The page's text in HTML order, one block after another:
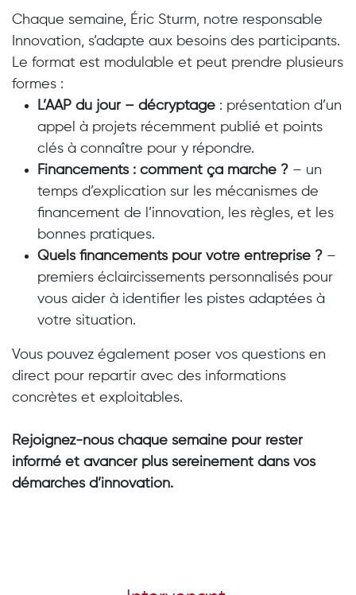
Chaque semaine, Éric Sturm, notre responsable
Innovation, s’adapte aux besoins des participants.
Le format est modulable et peut prendre plusieurs
formes :
L’AAP du jour – décryptage : présentation d’un
appel à projets récemment publié et points
clés à connaître pour y répondre.
Financements : comment ça marche ? – un
temps d’explication sur les mécanismes de
financement de l’innovation, les règles, et les
bonnes pratiques.
Quels financements pour votre entreprise ? –
premiers éclaircissements personnalisés pour
vous aider à identifier les pistes adaptées à
votre situation.
Vous pouvez également poser vos questions en
direct pour repartir avec des informations
concrètes et exploitables.
Rejoignez-nous chaque semaine pour rester
informé et avancer plus sereinement dans vos
démarches d’innovation.